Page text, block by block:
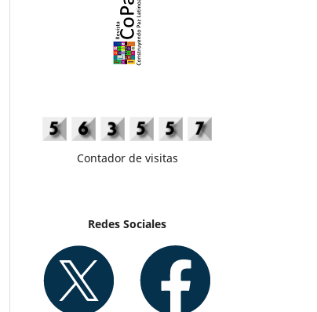
Contador de visitas
Redes Sociales